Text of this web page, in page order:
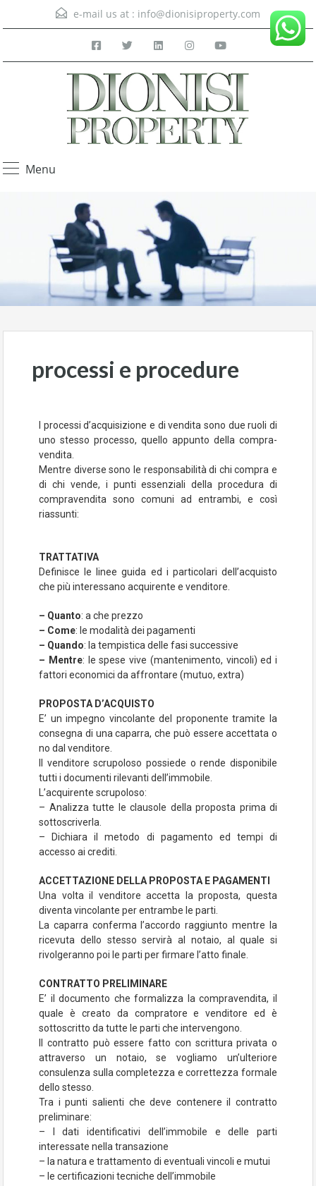
e-mail us at : info@dionisiproperty.com
Menu
processi e procedure
I processi d’acquisizione e di vendita sono due ruoli di
uno stesso processo, quello appunto della compra-
vendita.
Mentre diverse sono le responsabilità di chi compra e
di chi vende, i punti essenziali della procedura di
compravendita sono comuni ad entrambi, e così
riassunti:
TRATTATIVA
Definisce le linee guida ed i particolari dell’acquisto
che più interessano acquirente e venditore.
– Quanto: a che prezzo
– Come: le modalità dei pagamenti
– Quando: la tempistica delle fasi successive
– Mentre: le spese vive (mantenimento, vincoli) ed i
fattori economici da affrontare (mutuo, extra)
PROPOSTA D’ACQUISTO
E’ un impegno vincolante del proponente tramite la
consegna di una caparra, che può essere accettata o
no dal venditore.
Il venditore scrupoloso possiede o rende disponibile
tutti i documenti rilevanti dell’immobile.
L’acquirente scrupoloso:
– Analizza tutte le clausole della proposta prima di
sottoscriverla.
– Dichiara il metodo di pagamento ed tempi di
accesso ai crediti.
ACCETTAZIONE DELLA PROPOSTA E PAGAMENTI
Una volta il venditore accetta la proposta, questa
diventa vincolante per entrambe le parti.
La caparra conferma l’accordo raggiunto mentre la
ricevuta dello stesso servirà al notaio, al quale si
rivolgeranno poi le parti per firmare l’atto finale.
CONTRATTO PRELIMINARE
E’ il documento che formalizza la compravendita, il
quale è creato da compratore e venditore ed è
sottoscritto da tutte le parti che intervengono.
Il contratto può essere fatto con scrittura privata o
attraverso un notaio, se vogliamo un’ulteriore
consulenza sulla completezza e correttezza formale
dello stesso.
Tra i punti salienti che deve contenere il contratto
preliminare:
– I dati identificativi dell’immobile e delle parti
interessate nella transazione
– la natura e trattamento di eventuali vincoli e mutui
– le certificazioni tecniche dell’immobile